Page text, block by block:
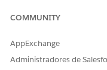
COMMUNITY
AppExchange
Administradores de